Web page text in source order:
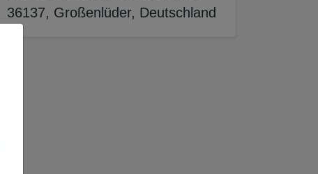
36137, Großenlüder, Deutschland